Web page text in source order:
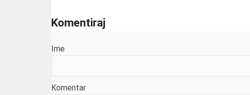
Komentiraj
Ime
Komentar